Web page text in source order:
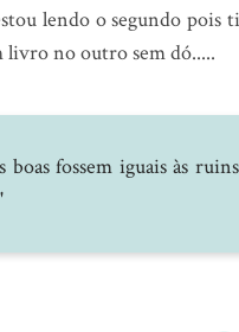
lendo o segundo pois
livro no outro sem dó.....
boas fossem iguais às